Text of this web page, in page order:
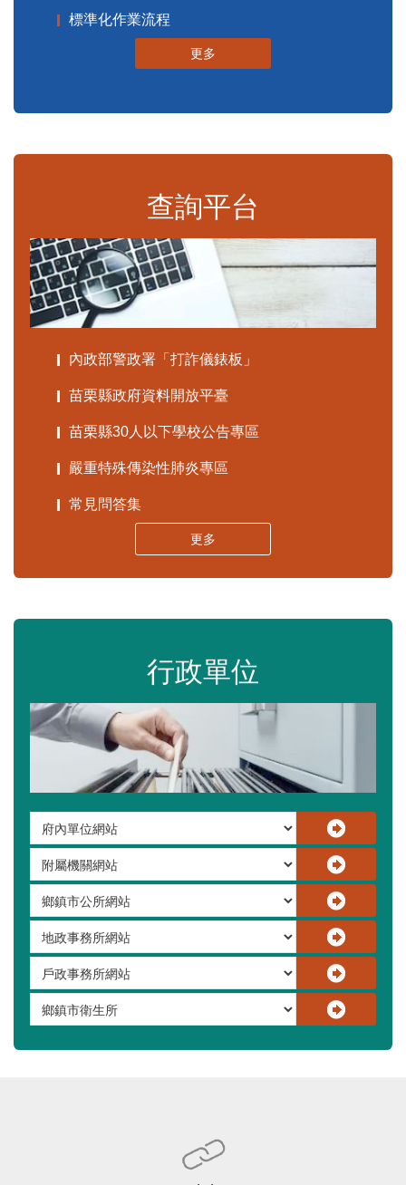
標準化作業流程
更多
查詢平台
內政部警政署「打詐儀錶板」
苗栗縣政府資料開放平臺
苗栗縣30人以下學校公告專區
嚴重特殊傳染性肺炎專區
常見問答集
更多
行政單位